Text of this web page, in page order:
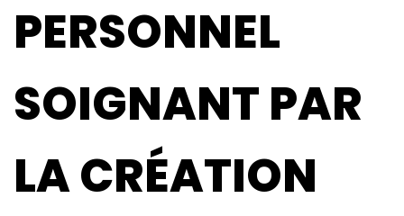
PERSONNEL
SOIGNANT PAR
LA CRÉATION